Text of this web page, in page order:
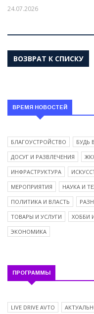
24.07.2026
ВОЗВРАТ К СПИСКУ
ВРЕМЯ НОВОСТЕЙ
БЛАГОУСТРОЙСТВО БУДЬ
ДОСУГ И РАЗВЛЕЧЕНИЯ
ИНФРАСТРУКТУРА
МЕРОПРИЯТИЯ
НАУКА И
ПОЛИТИКА И ВЛАСТЬ
ТОВАРЫ И УСЛУГИ
ХОББИ
ЭКОНОМИКА
ПРОГРАММЫ
LIVE DRIVE AVTO